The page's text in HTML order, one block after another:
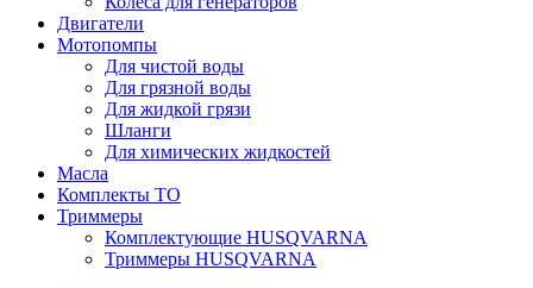
Двигатели
Мотопомпы
Для чистой воды
Для грязной воды
Для жидкой грязи
Шланги
Для химических жидкостей
Масла
Комплекты ТО
Триммеры
Комплектующие HUSQVARNA
Триммеры HUSQVARNA